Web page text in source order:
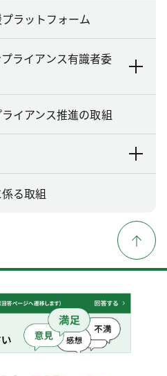
ラットフォーム
ライアンス有識者委
イアンス推進の取組
る取組